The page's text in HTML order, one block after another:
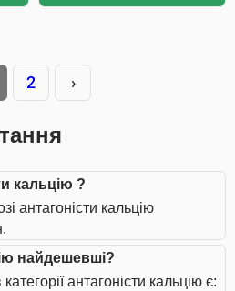
2 ›
кальцію ?
антагоністи кальцію
найдешевші?
антагоністи кальцію є: